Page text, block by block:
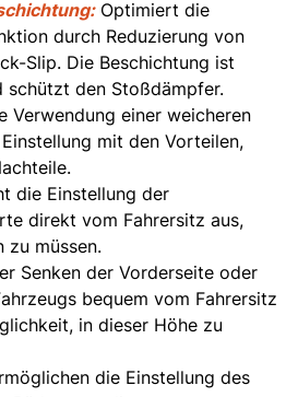
Optimiert die
durch Reduzierung von
Slip. Die Beschichtung ist
schützt den Stoßdämpfer.
Verwendung einer weicheren
mit den Vorteilen,
die Einstellung der
direkt vom Fahrersitz aus,
zu müssen.
Senken der Vorderseite oder
bequem vom Fahrersitz
in dieser Höhe zu
die Einstellung des